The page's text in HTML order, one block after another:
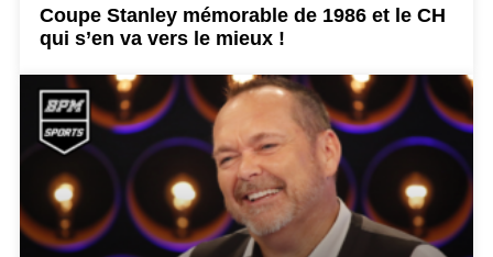
Coupe Stanley mémorable de 1986 et le CH
qui s’en va vers le mieux !